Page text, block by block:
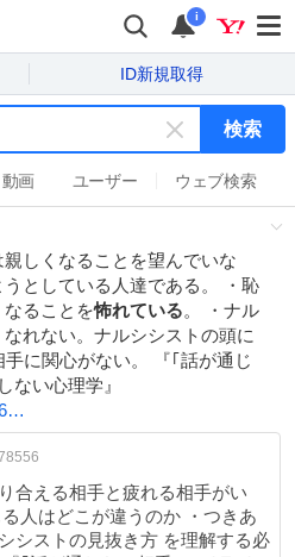
i
ID新規取得
キ
ー
ワ
ド
を
消
す
検索
動画 ユーザー ウェブ検索
親しくなることを望んでいな
としている人達である。 ・恥
ることを怖れている。 ・ナル
れない。ナルシシストの頭に
に関心がない。 『｢話が通じ
ない心理学』
合える相手と疲れる相手がい
人はどこが違うのか ・つきあ
シストの見抜き方 を理解する必